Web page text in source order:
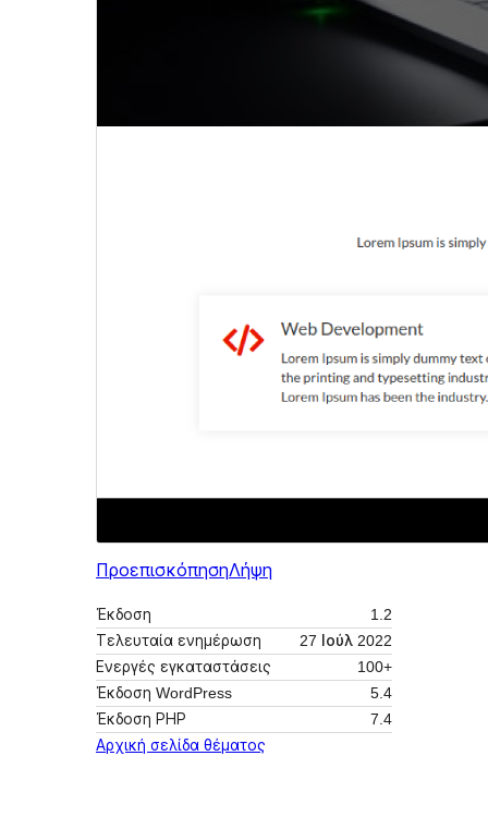
ΠροεπισκόπησηΛήψη
Έκδοση
1.2
Τελευταία ενημέρωση
27 Ιούλ 2022
Ενεργές εγκαταστάσεις
100+
Έκδοση WordPress
5.4
Έκδοση ΡΗΡ
7.4
Αρχική σελίδα θέματος